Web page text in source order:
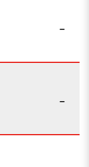
–
–